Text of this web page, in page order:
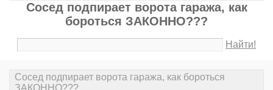
Сосед подпирает ворота гаража, как
бороться ЗАКОННО???
Найти!
Сосед подпирает ворота гаража, как бороться